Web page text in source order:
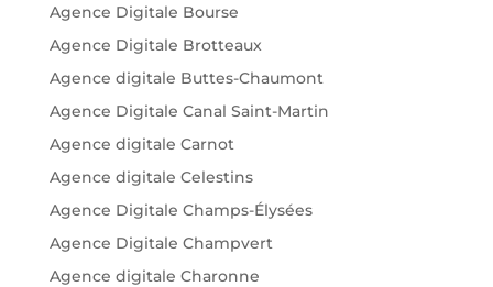
Agence Digitale Bourse
Agence Digitale Brotteaux
Agence digitale Buttes-Chaumont
Agence Digitale Canal Saint-Martin
Agence digitale Carnot
Agence digitale Celestins
Agence Digitale Champs-Élysées
Agence Digitale Champvert
Agence digitale Charonne